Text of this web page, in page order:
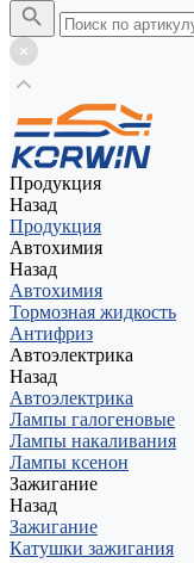
Продукция
Назад
Продукция
Автохимия
Назад
Автохимия
Тормозная жидкость
Антифриз
Автоэлектрика
Назад
Автоэлектрика
Лампы галогеновые
Лампы накаливания
Лампы ксенон
Зажигание
Назад
Зажигание
Катушки зажигания